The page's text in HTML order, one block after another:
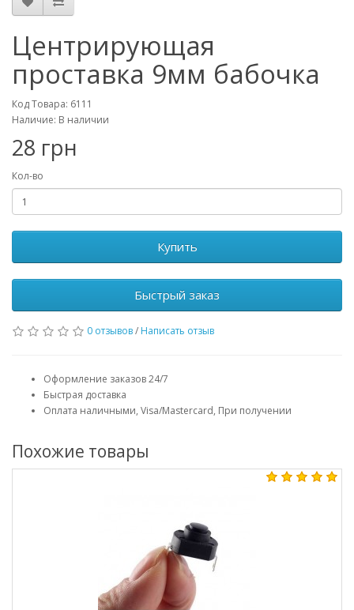
Центрирующая
проставка 9мм бабочка
Код Товара: 6111
Наличие: В наличии
28 грн
Кол-во
Купить
Быстрый заказ
0 отзывов/ Написать отзыв
Оформление заказов 24/7
Быстрая доставка
Оплата наличными, Visa/Mastercard, При получении
Похожие товары